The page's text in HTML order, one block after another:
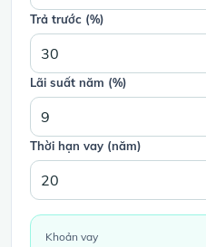
Trả trước (%)
Lãi suất năm (%)
Thời hạn vay (năm)
Khoản vay